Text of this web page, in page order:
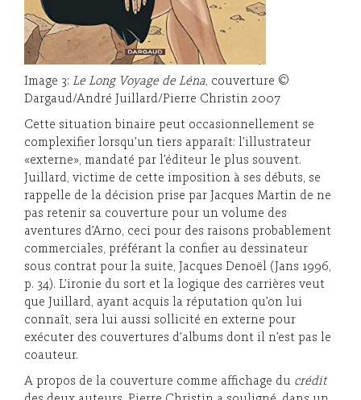
Image 3: Le Long Voyage de Léna, couverture ©
Dargaud/André Juillard/Pierre Christin 2007
Cette situation binaire peut occasionnellement se
complexifier lorsqu’un tiers apparaît: l’illustrateur
«externe», mandaté par l’éditeur le plus souvent.
Juillard, victime de cette imposition à ses débuts, se
rappelle de la décision prise par Jacques Martin de ne
pas retenir sa couverture pour un volume des
aventures d’Arno, ceci pour des raisons probablement
commerciales, préférant la confier au dessinateur
sous contrat pour la suite, Jacques Denoël (Jans 1996,
p. 34). L’ironie du sort et la logique des carrières veut
que Juillard, ayant acquis la réputation qu’on lui
connaît, sera lui aussi sollicité en externe pour
exécuter des couvertures d’albums dont il n’est pas le
coauteur.
A propos de la couverture comme affichage du crédit